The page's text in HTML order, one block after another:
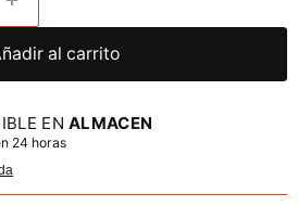
al carrito
ENALMACEN
24 horas